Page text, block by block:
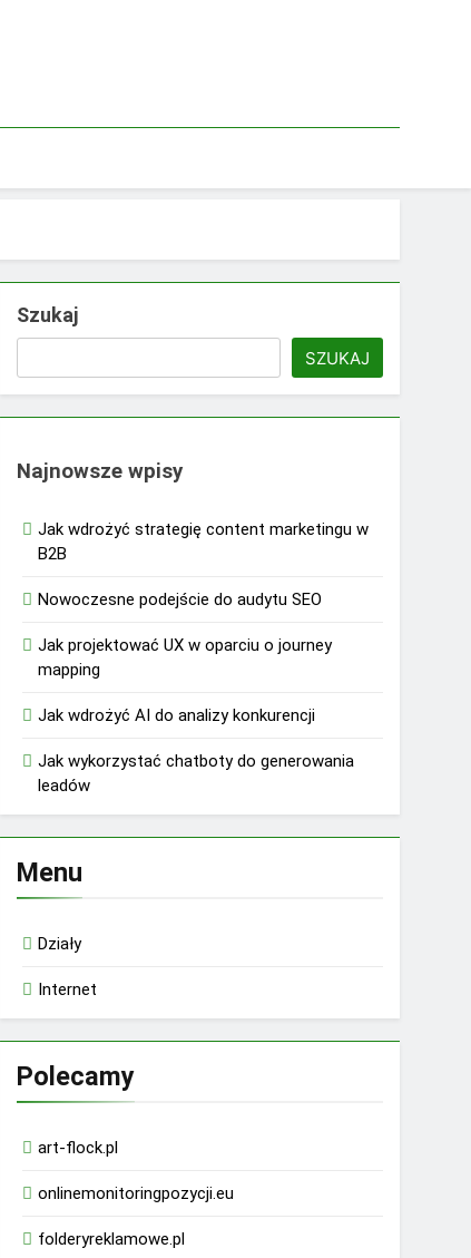
Szukaj
SZUKAJ
Najnowsze wpisy
Jak wdrożyć strategię content marketingu w
B2B
Nowoczesne podejście do audytu SEO
Jak projektować UX w oparciu o journey
mapping
Jak wdrożyć AI do analizy konkurencji
Jak wykorzystać chatboty do generowania
leadów
Menu
Działy
Internet
Polecamy
art-flock.pl
onlinemonitoringpozycji.eu
folderyreklamowe.pl